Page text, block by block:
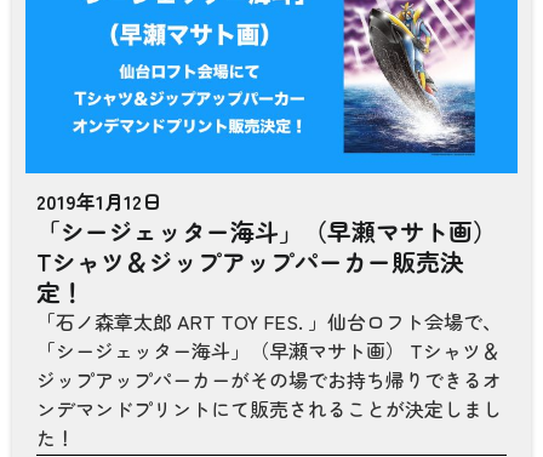
2019年1月12日
「シージェッター海斗」（早瀬マサト画）
Tシャツ＆ジップアップパーカー販売決
定！
「石ノ森章太郎 ART TOY FES. 」仙台ロフト会場で、
「シージェッター海斗」（早瀬マサト画） Tシャツ＆
ジップアップパーカーがその場でお持ち帰りできるオ
ンデマンドプリントにて販売されることが決定しまし
た！